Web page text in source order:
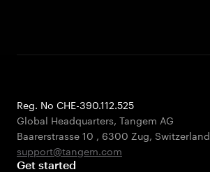
Reg. No CHE-390.112.525
Global Headquarters, Tangem AG
Baarerstrasse 10 , 6300 Zug, Switzerland
support@tangem.com
Get started